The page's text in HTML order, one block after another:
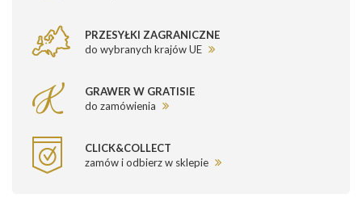
PRZESYŁKI ZAGRANICZNE
do wybranych krajów UE
GRAWER W GRATISIE
do zamówienia
CLICK&COLLECT
zamów i odbierz w sklepie